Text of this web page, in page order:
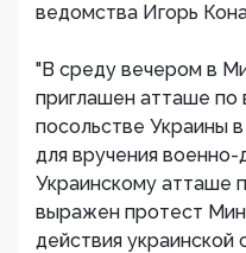
ведомства Игорь
"В среду вечером в
приглашен атташе
посольстве Украины
для вручения
Украинскому атташе
выражен протест
действия украинской